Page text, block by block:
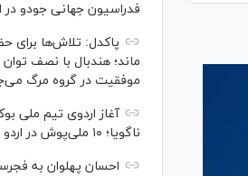
فدراسیون جهانی جودو در
پاکدل: تلاش‌ها برای
ماند؛ هندبال با نصف توان
موفقیت در گروه مرگ
آغاز اردوی تیم ملی
ناگویا؛ ۱۰ ملی‌پوش در اردو
احسان پهلوان به